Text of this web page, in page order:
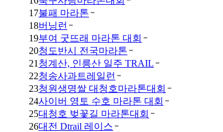
17불패 마라톤
18버닝런
19부여 굿뜨래 마라톤 대회
20청도반시 전국마라톤
21 청계산, 인릉산 일주 TRAIL
22청송사과트레일런
23청원생명쌀 대청호마라톤대회
24사이버 영토 수호 마라톤 대회
25대청호 벚꽃길 마라톤대회
26대전 Dtrail 레이스